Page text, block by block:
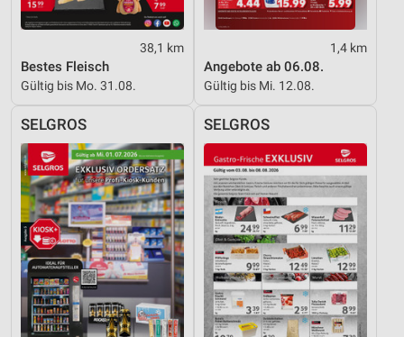
38,1 km
Bestes Fleisch
Gültig bis Mo. 31.08.
1,4 km
Angebote ab 06.08.
Gültig bis Mi. 12.08.
SELGROS SELGROS
Informationen identifizieren
Nicht-IAB-Verarbeitungszwecke:
Notwendig
Funktional
Werbung